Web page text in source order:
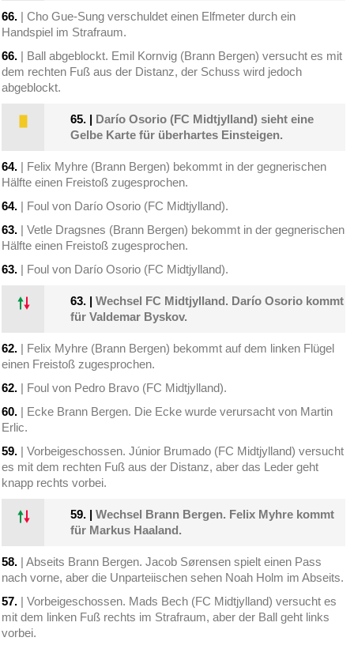
66. | Cho Gue-Sung verschuldet einen Elfmeter durch ein
Handspiel im Strafraum.
66. | Ball abgeblockt. Emil Kornvig (Brann Bergen) versucht es mit
dem rechten Fuß aus der Distanz, der Schuss wird jedoch
abgeblockt.
65. | Darío Osorio (FC Midtjylland) sieht eine
Gelbe Karte für überhartes Einsteigen.
64. | Felix Myhre (Brann Bergen) bekommt in der gegnerischen
Hälfte einen Freistoß zugesprochen.
64. | Foul von Darío Osorio (FC Midtjylland).
63. | Vetle Dragsnes (Brann Bergen) bekommt in der gegnerischen
Hälfte einen Freistoß zugesprochen.
63. | Foul von Darío Osorio (FC Midtjylland).
63. |Wechsel FC Midtjylland. Darío Osorio kommt
für Valdemar Byskov.
62. | Felix Myhre (Brann Bergen) bekommt auf dem linken Flügel
einen Freistoß zugesprochen.
62. | Foul von Pedro Bravo (FC Midtjylland).
60. | Ecke Brann Bergen. Die Ecke wurde verursacht von Martin
Erlic.
59. | Vorbeigeschossen. Júnior Brumado (FC Midtjylland) versucht
es mit dem rechten Fuß aus der Distanz, aber das Leder geht
knapp rechts vorbei.
59. |Wechsel Brann Bergen. Felix Myhre kommt
für Markus Haaland.
58. | Abseits Brann Bergen. Jacob Sørensen spielt einen Pass
nach vorne, aber die Unparteiischen sehen Noah Holm im Abseits.
57. | Vorbeigeschossen. Mads Bech (FC Midtjylland) versucht es
mit dem linken Fuß rechts im Strafraum, aber der Ball geht links
vorbei.